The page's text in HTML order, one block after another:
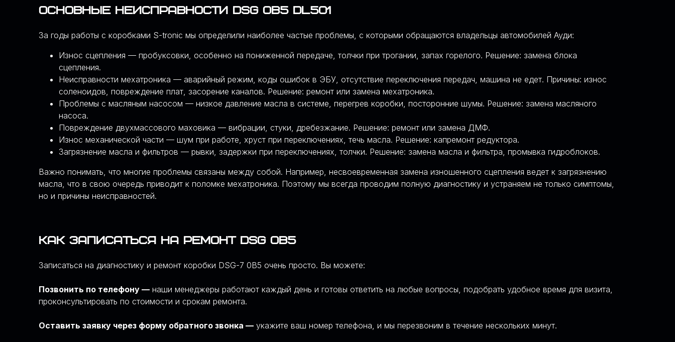
Основные неисправности DSG 0B5 DL501
За годы работы с коробками S-tronic мы определили наиболее частые проблемы, с которыми обращаются владельцы автомобилей Ауди:
Износ сцепления — пробуксовки, особенно на пониженной передаче, толчки при трогании, запах горелого. Решение: замена блока
сцепления.
Неисправности мехатроника — аварийный режим, коды ошибок в ЭБУ, отсутствие переключения передач, машина не едет. Причины: износ
соленоидов, повреждение плат, засорение каналов. Решение: ремонт или замена мехатроника.
Проблемы с масляным насосом — низкое давление масла в системе, перегрев коробки, посторонние шумы. Решение: замена масляного
насоса.
Повреждение двухмассового маховика — вибрации, стуки, дребезжание. Решение: ремонт или замена ДМФ.
Износ механической части — шум при работе, хруст при переключениях, течь масла. Решение: капремонт редуктора.
Загрязнение масла и фильтров — рывки, задержки при переключениях, толчки. Решение: замена масла и фильтра, промывка гидроблоков.
Важно понимать, что многие проблемы связаны между собой. Например, несвоевременная замена изношенного сцепления ведет к загрязнению
масла, что в свою очередь приводит к поломке мехатроника. Поэтому мы всегда проводим полную диагностику и устраняем не только симптомы,
но и причины неисправностей.
Как записаться на ремонт DSG 0B5
Записаться на диагностику и ремонт коробки DSG-7 0B5 очень просто. Вы можете:
Позвонить по телефону — наши менеджеры работают каждый день и готовы ответить на любые вопросы, подобрать удобное время для визита,
проконсультировать по стоимости и срокам ремонта.
Оставить заявку через форму обратного звонка — укажите ваш номер телефона, и мы перезвоним в течение нескольких минут.